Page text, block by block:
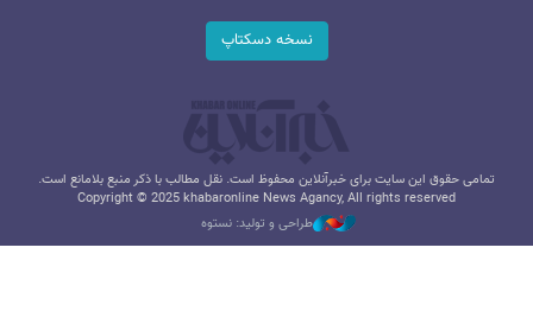
نسخه دسکتاپ
تمامی حقوق این سایت برای خبرآنلاین محفوظ است. نقل مطالب با ذکر منبع بلامانع است.
Copyright © 2025 khabaronline News Agancy, All rights reserved
طراحی و تولید: نستوه